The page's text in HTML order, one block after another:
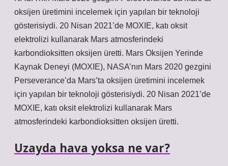
oksijen üretimini incelemek için yapılan bir teknoloji
gösterisiydi. 20 Nisan 2021’de MOXIE, katı oksit
elektrolizi kullanarak Mars atmosferindeki
karbondioksitten oksijen üretti. Mars Oksijen Yerinde
Kaynak Deneyi (MOXIE), NASA’nın Mars 2020 gezgini
Perseverance’da Mars’ta oksijen üretimini incelemek
için yapılan bir teknoloji gösterisiydi. 20 Nisan 2021’de
MOXIE, katı oksit elektrolizi kullanarak Mars
atmosferindeki karbondioksitten oksijen üretti.
Uzayda hava yoksa ne var?